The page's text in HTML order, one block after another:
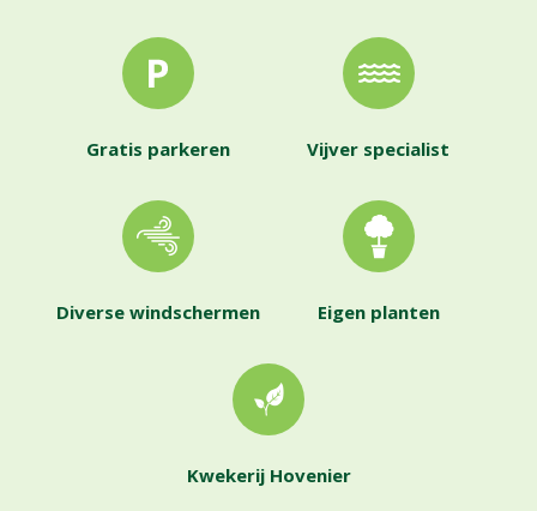
Gratis parkeren Vijver specialist
Diverse windschermen Eigen planten
Kwekerij Hovenier